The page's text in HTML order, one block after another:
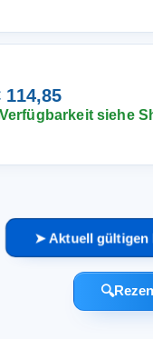
114,85
siehe
➤ Aktuell gültigen
🔍